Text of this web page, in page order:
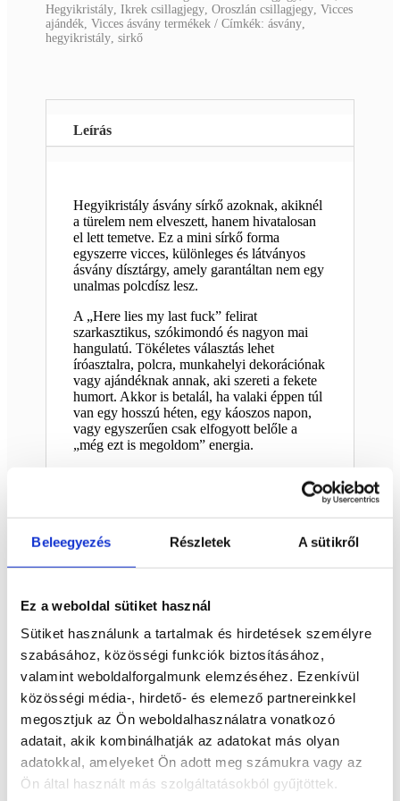
Beleegyezés Részletek A sütikről
Ez a weboldal sütiket használ
Sütiket használunk a tartalmak és hirdetések személyre
szabásához, közösségi funkciók biztosításához,
valamint weboldalforgalmunk elemzéséhez. Ezenkívül
közösségi média-, hirdető- és elemező partnereinkkel
megosztjuk az Ön weboldalhasználatra vonatkozó
adatait, akik kombinálhatják az adatokat más olyan
adatokkal, amelyeket Ön adott meg számukra vagy az
Ön által használt más szolgáltatásokból gyűjtöttek.
Hegyikristály ,Ikrek csillagjegy ,Oroszlán csillagjegy ,Vicces
ajándék ,Vicces ásvány termékek Címkék:ásvány
hegyikristály ,sirkő
Leírás
Hegyikristály ásvány sírkő azoknak, akiknél
a türelem nem elveszett, hanem hivatalosan
el lett temetve. Ez a mini sírkő forma
egyszerre vicces, különleges és látványos
ásvány dísztárgy, amely garantáltan nem egy
unalmas polcdísz lesz.
A „Here lies my last fuck” felirat
szarkasztikus, szókimondó és nagyon mai
hangulatú. Tökéletes választás lehet
íróasztalra, polcra, munkahelyi dekorációnak
vagy ajándéknak annak, aki szereti a fekete
humort. Akkor is betalál, ha valaki éppen túl
van egy hosszú héten, egy káoszos napon,
vagy egyszerűen csak elfogyott belőle a
„még ezt is megoldom” energia.
belsejében látható fátyolos, kristályos
mintázat minden darabot egyedivé tesz. A
annyira pimasz, hogy az egész tárgy
klasszikus spirituális dekorációk visszafogott
darabja. Inkább egy olyan ásvány dísz,
amelynek humora, stílusa és személyisége
van. Jó választás lehet barátnak, kollégának,
tesónak, vagy saját magadnak is, ha néha jól
esik ránézni valamire, ami kimondja
helyetted: ma már tényleg elég volt.
A termékfotón látható ásvány kerül
kiküldésre, így pontosan ezt az egyedi
darabot kapod meg.